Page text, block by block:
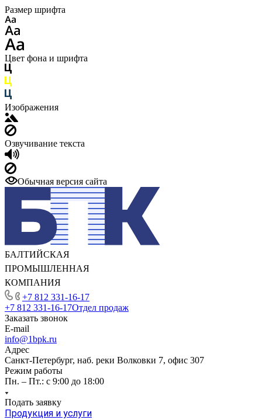
Размер шрифта
Цвет фона и шрифта
Изображения
Озвучивание текста
Обычная версия сайта
БАЛТИЙСКАЯ
ПРОМЫШЛЕННАЯ
КОМПАНИЯ
+7 812 331-16-17
+7 812 331-16-17Отдел продаж
Заказать звонок
E-mail
info@1bpk.ru
Адрес
Санкт-Петербург, наб. реки Волковки 7, офис 307
Режим работы
Пн. – Пт.: с 9:00 до 18:00
Подать заявку
Продукция и услуги